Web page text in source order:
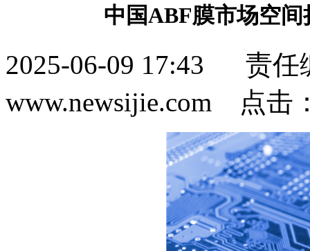
中国ABF膜市场空
2025-06-09 17:43 责
www.newsijie.com 点击